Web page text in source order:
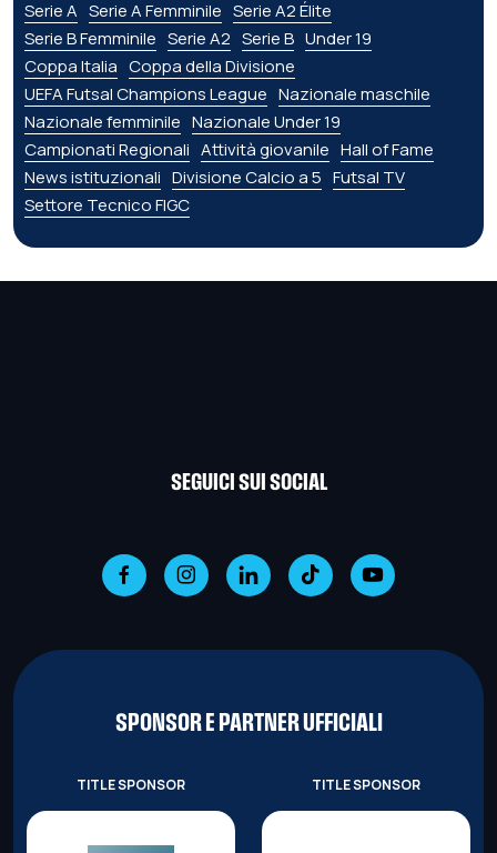
Serie A Serie A Femminile Serie A2 Élite
Serie B Femminile Serie A2 Serie B Under 19
Coppa Italia Coppa della Divisione
UEFA Futsal Champions League Nazionale maschile
Nazionale femminile Nazionale Under 19
Campionati Regionali Attività giovanile Hall of Fame
News istituzionali Divisione Calcio a 5 Futsal TV
Settore Tecnico FIGC
SEGUICI SUI SOCIAL
SPONSOR E PARTNER UFFICIALI
TITLE SPONSOR TITLE SPONSOR